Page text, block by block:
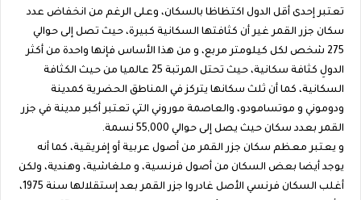
تعتبر إحدى أقل الدول اكتظاظا بالسكان، وعلى الرغم من انخفاض عدد
سكان جزر القمر غير أن كثافتها السكانية كبيرة، حيث تصل إلى حوالي
275 شخص لكل كيلومتر مربع، و من هذا الأساس فإنها واحدة من أكثر
الدولِ كثافة سكانية، حيث تحتل المرتبة 25 عالميا من حيث الكثافة
السكانية، كما أن ثلث سكانها يتركز في المناطق الحضرية كمدينة
ودوموني و موتسامودو، والعاصمة موروني التي تعتبر أكبر مدينة في جزر
القمر بعدد سكان حيث يصل إلى حوالي 55,000 نسمة.
و يعتبر معظم سكان جزر القمر من أصول عربية أو إفريقية، كما أنه
يوجد أيضا بعض السكان من أصول فرنسية، و ملغاشية، وهندية، ولكن
أغلب السكان فرنسي الأصل غادروا جزر القمر بعد إستقلالها سنة 1975،